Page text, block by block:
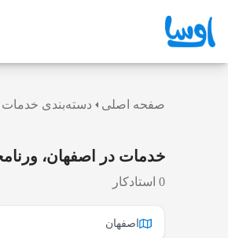
صفحه اصلی دسته‌بندی خدمات
خدمات در اصفهان،
0 استادکار
اصفهان